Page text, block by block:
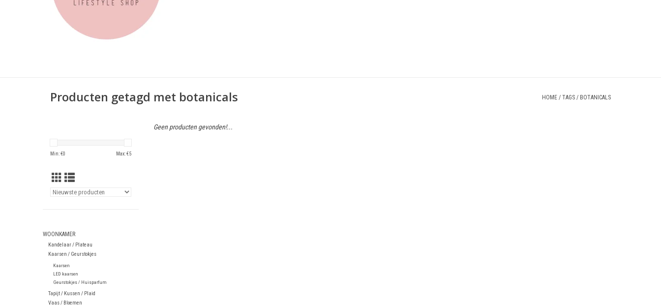
Producten getagd met botanicals HOME / TAGS / BOTANICALS
Min: €0 Max: €5
WOONKAMER
Kandelaar / Plateau
Kaarsen / Geurstokjes
Kaarsen
LED kaarsen
Geurstokjes / Huisparfum
Tapijt / Kussen / Plaid
Vaas / Bloemen
Geen producten gevonden!...